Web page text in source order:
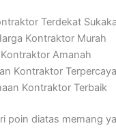
Terdekat
Kontraktor Murah
Amanah
Kontraktor Terpercaya
Kontraktor Terbaik
poin diatas memang